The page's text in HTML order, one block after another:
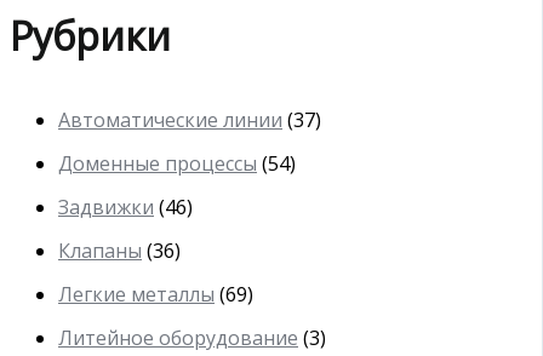
Рубрики
Автоматические линии (37)
Доменные процессы (54)
Задвижки (46)
Клапаны (36)
Легкие металлы (69)
Литейное оборудование (3)